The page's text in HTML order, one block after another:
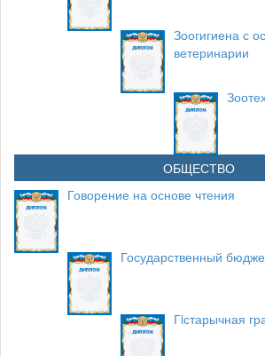
Зоогигиена с
ветеринарии
ОБЩЕСТВО
Говорение на основе чтения
Государственный
Гiстарычная